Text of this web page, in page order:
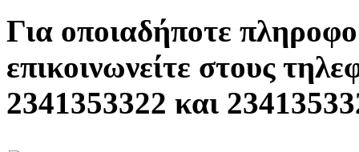
Για οποιαδήποτε
επικοινωνείτε στους
2341353322 και